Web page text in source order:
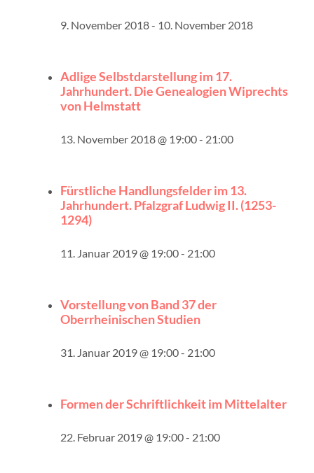
9. November 2018- 10. November 2018
Adlige Selbstdarstellung im 17.
Jahrhundert. Die Genealogien Wiprechts
von Helmstatt
13. November 2018 @ 19:00- 21:00
Fürstliche Handlungsfelder im 13.
Jahrhundert. Pfalzgraf Ludwig II. (1253-
1294)
11. Januar 2019 @ 19:00- 21:00
Vorstellung von Band 37 der
Oberrheinischen Studien
31. Januar 2019 @ 19:00- 21:00
Formen der Schriftlichkeit im Mittelalter
22. Februar 2019 @ 19:00- 21:00